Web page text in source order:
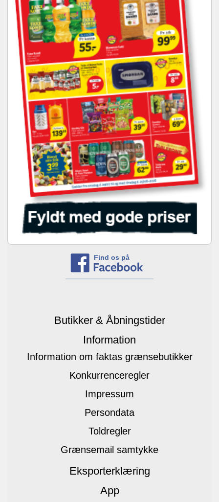
Find os på
Butikker & Åbningstider
Information
Information om faktas grænsebutikker
Konkurrenceregler
Impressum
Persondata
Toldregler
Grænsemail samtykke
Eksporterklæring
App